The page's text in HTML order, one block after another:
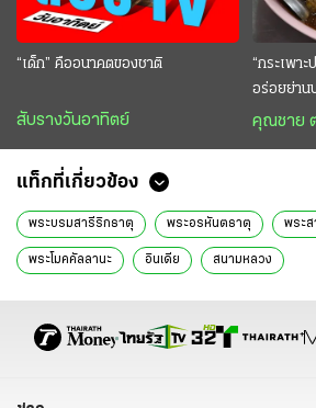
“เด็ก” คืออนาคตของชาติ
สับรางวันอาทิตย์
“กระเพา
อร่อยย่าน
คุณชาย
แท็กที่เกี่ยวข้อง
พระบรมสารีริกธาตุ พระอรหันตธาตุ พระ
พระโมคคัลลานะ อินเดีย สนามหลวง
หอคำหลวง อุทยานหลวงราชพฤกษ์ ข่าวหน้